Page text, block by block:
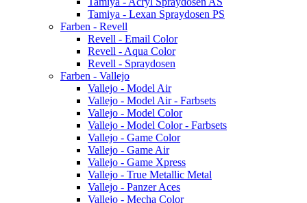
Tamiya - Lexan Spraydosen PS
Farben - Revell
Revell - Email Color
Revell - Aqua Color
Revell - Spraydosen
Farben - Vallejo
Vallejo - Model Air
Vallejo - Model Air - Farbsets
Vallejo - Model Color
Vallejo - Model Color - Farbsets
Vallejo - Game Color
Vallejo - Game Air
Vallejo - Game Xpress
Vallejo - True Metallic Metal
Vallejo - Panzer Aces
Vallejo - Mecha Color